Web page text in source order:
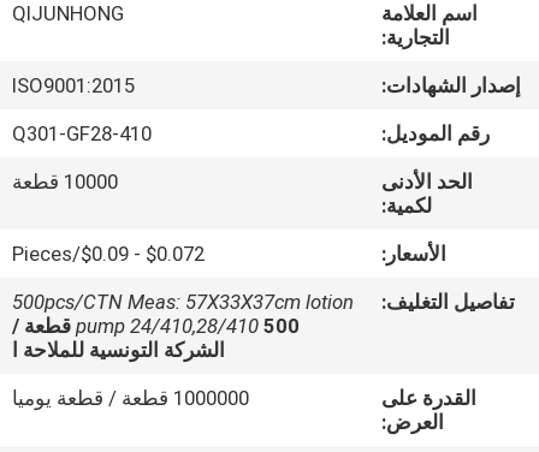
عنّا
جولة
المصنع
مراقبة
اسم العلامة
التجارية:
QIJUNHONG
إصدار الشهادات:
ISO9001:2015
رقم الموديل:
Q301-GF28-410
الحد الأدنى
لكمية:
10000 قطعة
الأسعار:
$0.072 - $0.09/Pieces
تفاصيل التغليف:
500pcs/CTN Meas: 57X33X37cm lotion
pump 24/410,28/410500 قطعة /
الشركة التونسية للملاحة ا
القدرة على
العرض:
1000000 قطعة / قطعة يوميا